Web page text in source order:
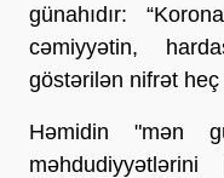
günahıdır:
cəmiyyətin,
göstərilən nifrət
Həmidin "mən